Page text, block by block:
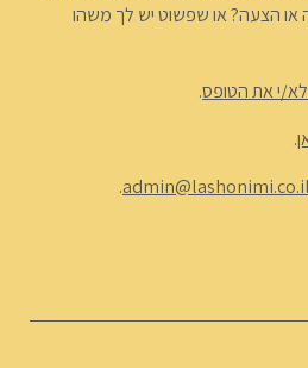
או הצעה? או שפשוט יש לך משהו
י את הטופס.
.
admin@lashonimi.co.il
.